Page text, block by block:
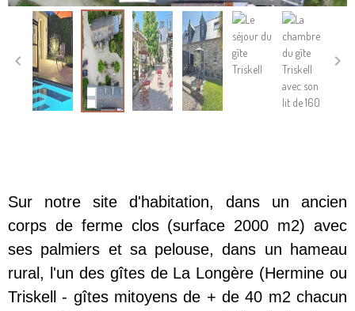
Sur notre site d'habitation, dans un ancien
corps de ferme clos (surface 2000 m2) avec
ses palmiers et sa pelouse, dans un hameau
rural, l'un des gîtes de La Longère (Hermine ou
Triskell - gîtes mitoyens de + de 40 m2 chacun